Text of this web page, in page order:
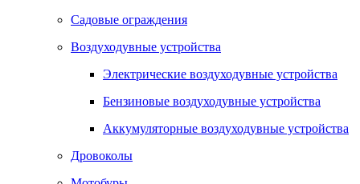
Садовые ограждения
Воздуходувные устройства
Электрические воздуходувные устройства
Бензиновые воздуходувные устройства
Аккумуляторные воздуходувные устройства
Дровоколы